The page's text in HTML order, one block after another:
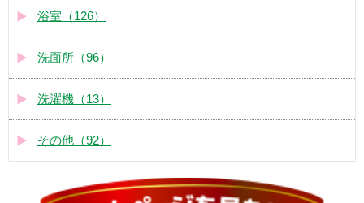
浴室（126）
洗面所（96）
洗濯機（13）
その他（92）